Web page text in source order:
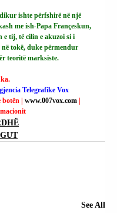
ishte përfshirë në një
me ish-Papa Françeskun,
e tij, të cilin e akuzoi si i
tokë, duke përmendur
teoritë marksiste.
Telegrafike Vox
| www.007vox.com
See All